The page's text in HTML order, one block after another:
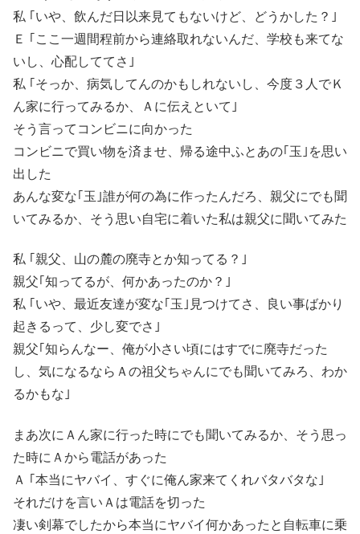
私 ｢いや、飲んだ日以来見てもないけど、どうかした？｣
Ｅ ｢ここ一週間程前から連絡取れないんだ、学校も来てな
いし、心配しててさ｣
私 ｢そっか、病気してんのかもしれないし、今度３人でＫ
ん家に行ってみるか、Ａに伝えといて｣
そう言ってコンビニに向かった
コンビニで買い物を済ませ、帰る途中ふとあの｢玉｣を思い
出した
あんな変な｢玉｣誰が何の為に作ったんだろ、親父にでも聞
いてみるか、そう思い自宅に着いた私は親父に聞いてみた
私 ｢親父、山の麓の廃寺とか知ってる？｣
親父｢知ってるが、何かあったのか？｣
私 ｢いや、最近友達が変な｢玉｣見つけてさ、良い事ばかり
起きるって、少し変でさ｣
親父｢知らんなー、俺が小さい頃にはすでに廃寺だった
し、気になるならＡの祖父ちゃんにでも聞いてみろ、わか
るかもな｣
まあ次にＡん家に行った時にでも聞いてみるか、そう思っ
た時にＡから電話があった
Ａ ｢本当にヤバイ、すぐに俺ん家来てくれバタバタな｣
それだけを言いＡは電話を切った
凄い剣幕でしたから本当にヤバイ何かあったと自転車に乗